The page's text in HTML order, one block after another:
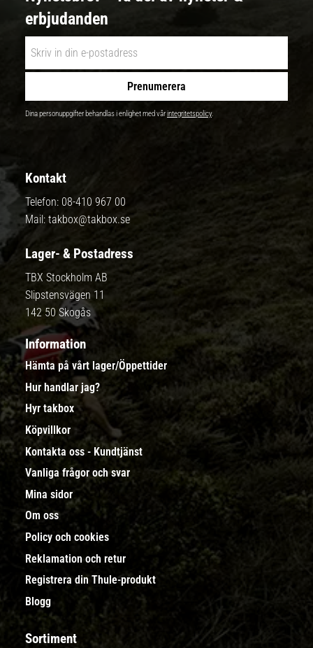
erbjudanden
Prenumerera
Dina personuppgifter behandlas i enlighet med vårintegritetspolicy.
Kontakt
Telefon: 08-410 967 00
Mail: takbox@takbox.se
Lager- & Postadress
TBX Stockholm AB
Slipstensvägen 11
142 50 Skogås
Information
Hämta på vårt lager/Öppettider
Hur handlar jag?
Hyr takbox
Köpvillkor
Kontakta oss - Kundtjänst
Vanliga frågor och svar
Mina sidor
Om oss
Policy och cookies
Reklamation och retur
Registrera din Thule-produkt
Blogg
Sortiment